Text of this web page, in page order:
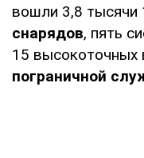
вошли 3,8
снарядов, пять
15 высокоточных
пограничной